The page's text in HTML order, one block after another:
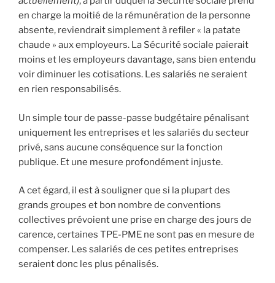
en charge la moitié de la rémunération de la personne
absente, reviendrait simplement à refiler « la patate
chaude » aux employeurs. La Sécurité sociale paierait
moins et les employeurs davantage, sans bien entendu
voir diminuer les cotisations. Les salariés ne seraient
en rien responsabilisés.
Un simple tour de passe-passe budgétaire pénalisant
uniquement les entreprises et les salariés du secteur
privé, sans aucune conséquence sur la fonction
publique. Et une mesure profondément injuste.
A cet égard, il est à souligner que si la plupart des
grands groupes et bon nombre de conventions
collectives prévoient une prise en charge des jours de
carence, certaines TPE-PME ne sont pas en mesure de
compenser. Les salariés de ces petites entreprises
seraient donc les plus pénalisés.